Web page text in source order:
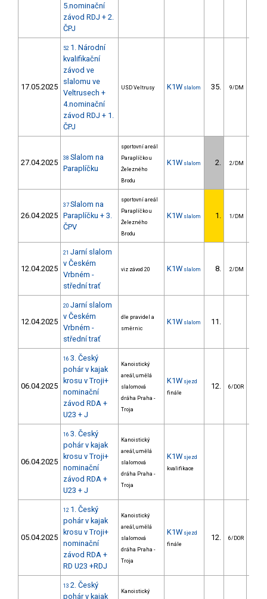
5.nominační
závod RDJ + 2.
ČPJ
17.05.2025
52 1. Národní
kvalifikační
závod ve
slalomu ve
Veltrusech +
4.nominační
závod RDJ + 1.
ČPJ
USD Veltrusy K1W slalom 35. 9/DM
27.04.2025 38 Slalom na
Paraplíčku
sportovní areál
Paraplíčko u
Železného
Brodu
K1W slalom 2. 2/DM
26.04.2025
37 Slalom na
Paraplíčku + 3.
ČPV
sportovní areál
Paraplíčko u
Železného
Brodu
K1W slalom 1. 1/DM
12.04.2025
21 Jarní slalom
v Českém
Vrbném -
střední trať
viz závod 20 K1W slalom 8. 2/DM
12.04.2025
20 Jarní slalom
v Českém
Vrbném -
střední trať
dle pravidel a
směrnic
K1W slalom 11.
06.04.2025
16 3. Český
pohár v kajak
krosu v Troji+
nominační
závod RDA +
U23 + J
Kanoistický
areál, umělá
slalomová
dráha Praha -
Troja
K1W sjezd
finále
12. 6/DOR
06.04.2025
16 3. Český
pohár v kajak
krosu v Troji+
nominační
závod RDA +
U23 + J
Kanoistický
areál, umělá
slalomová
dráha Praha -
Troja
K1W sjezd
kvalifikace
05.04.2025
12 1. Český
pohár v kajak
krosu v Troji+
nominační
závod RDA +
RD U23 +RDJ
Kanoistický
areál, umělá
slalomová
dráha Praha -
Troja
K1W sjezd
finále
12. 6/DOR
13 2. Český
pohár v kajak
Kanoistický